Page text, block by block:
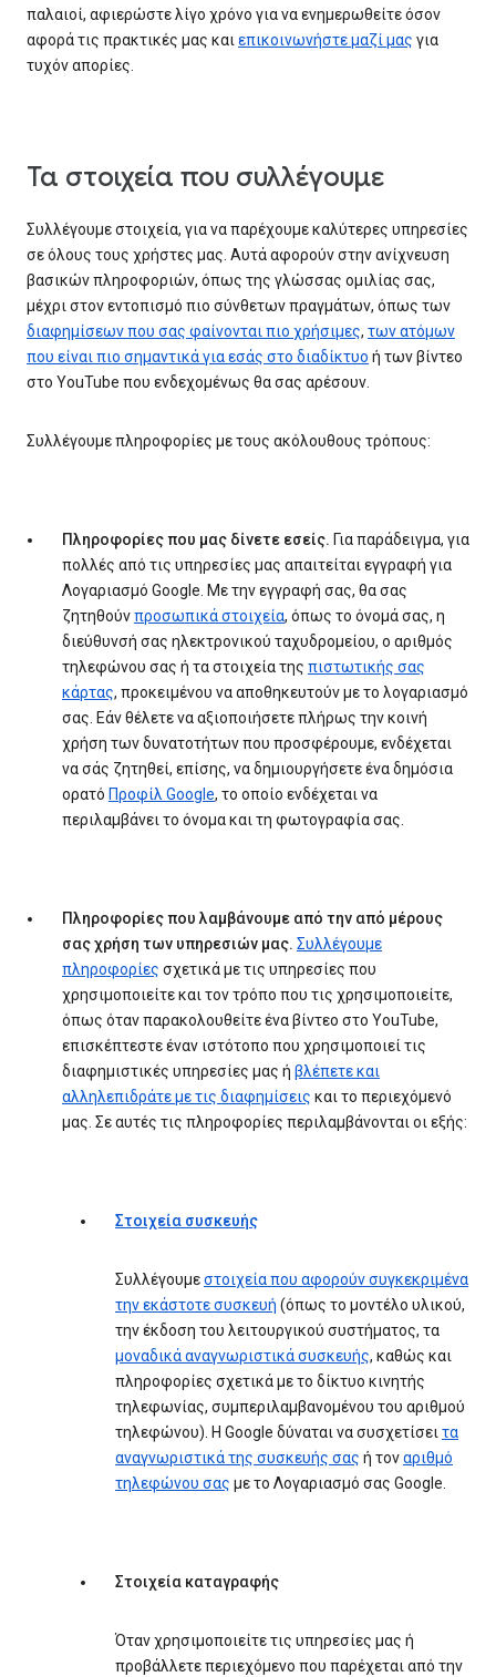
παλαιοί, αφιερώστε λίγο χρόνο για να ενημερωθείτε όσον
αφορά τις πρακτικές μας καιεπικοινωνήστε μαζί μας για
τυχόν απορίες.
Τα στοιχεία που συλλέγουμε
Συλλέγουμε στοιχεία, για να παρέχουμε καλύτερες υπηρεσίες
σε όλους τους χρήστες μας. Αυτά αφορούν στην ανίχνευση
βασικών πληροφοριών, όπως της γλώσσας ομιλίας σας,
μέχρι στον εντοπισμό πιο σύνθετων πραγμάτων, όπως των
διαφημίσεων που σας φαίνονται πιο χρήσιμες, των ατόμων
που είναι πιο σημαντικά για εσάς στο διαδίκτυο ή των βίντεο
στο YouTube που ενδεχομένως θα σας αρέσουν.
Συλλέγουμε πληροφορίες με τους ακόλουθους τρόπους:
Πληροφορίες που μας δίνετε εσείς. Για παράδειγμα, για
πολλές από τις υπηρεσίες μας απαιτείται εγγραφή για
Λογαριασμό Google. Με την εγγραφή σας, θα σας
ζητηθούνπροσωπικά στοιχεία, όπως το όνομά σας, η
διεύθυνσή σας ηλεκτρονικού ταχυδρομείου, ο αριθμός
τηλεφώνου σας ή τα στοιχεία της πιστωτικής σας
κάρτας, προκειμένου να αποθηκευτούν με το λογαριασμό
σας. Εάν θέλετε να αξιοποιήσετε πλήρως την κοινή
χρήση των δυνατοτήτων που προσφέρουμε, ενδέχεται
να σάς ζητηθεί, επίσης, να δημιουργήσετε ένα δημόσια
ορατό Προφίλ Google, το οποίο ενδέχεται να
περιλαμβάνει το όνομα και τη φωτογραφία σας.
Πληροφορίες που λαμβάνουμε από την από μέρους
σας χρήση των υπηρεσιών μας. Συλλέγουμε
πληροφορίες σχετικά με τις υπηρεσίες που
χρησιμοποιείτε και τον τρόπο που τις χρησιμοποιείτε,
όπως όταν παρακολουθείτε ένα βίντεο στο YouTube,
επισκέπτεστε έναν ιστότοπο που χρησιμοποιεί τις
διαφημιστικές υπηρεσίες μας ή βλέπετε και
αλληλεπιδράτε με τις διαφημίσεις και το περιεχόμενό
μας. Σε αυτές τις πληροφορίες περιλαμβάνονται οι εξής:
Στοιχεία συσκευής
Συλλέγουμεστοιχεία που αφορούν συγκεκριμένα
την εκάστοτε συσκευή (όπως το μοντέλο υλικού,
την έκδοση του λειτουργικού συστήματος, τα
μοναδικά αναγνωριστικά συσκευής, καθώς και
πληροφορίες σχετικά με το δίκτυο κινητής
τηλεφωνίας, συμπεριλαμβανομένου του αριθμού
τηλεφώνου). Η Google δύναται να συσχετίσειτα
αναγνωριστικά της συσκευής σας ή τοναριθμό
τηλεφώνου σας με το Λογαριασμό σας Google.
Στοιχεία καταγραφής
Όταν χρησιμοποιείτε τις υπηρεσίες μας ή
προβάλλετε περιεχόμενο που παρέχεται από την